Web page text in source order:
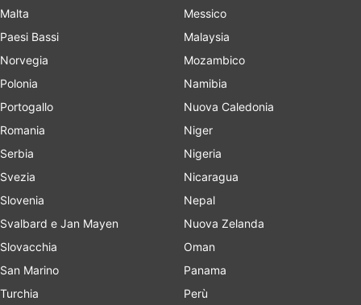
Malta
Paesi Bassi
Norvegia
Polonia
Portogallo
Romania
Serbia
Svezia
Slovenia
Svalbard e Jan Mayen
Slovacchia
San Marino
Turchia
Messico
Malaysia
Mozambico
Namibia
Nuova Caledonia
Niger
Nigeria
Nicaragua
Nepal
Nuova Zelanda
Oman
Panama
Perù